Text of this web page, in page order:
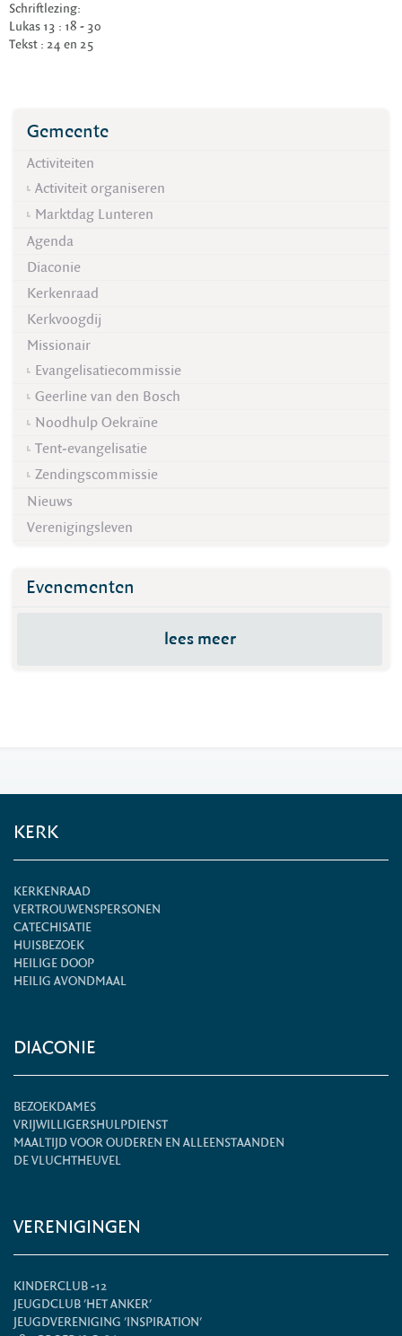
Schriftlezing:
Lukas 13 : 18 - 30
Tekst : 24 en 25
Gemeente
Activiteiten
Activiteit organiseren
Marktdag Lunteren
Agenda
Diaconie
Kerkenraad
Kerkvoogdij
Missionair
Evangelisatiecommissie
Geerline van den Bosch
Noodhulp Oekraïne
Tent-evangelisatie
Zendingscommissie
Nieuws
Verenigingsleven
Evenementen
lees meer
KERK
KERKENRAAD
VERTROUWENSPERSONEN
CATECHISATIE
HUISBEZOEK
HEILIGE DOOP
HEILIG AVONDMAAL
DIACONIE
BEZOEKDAMES
VRIJWILLIGERSHULPDIENST
MAALTIJD VOOR OUDEREN EN ALLEENSTAANDEN
DE VLUCHTHEUVEL
VERENIGINGEN
KINDERCLUB -12
JEUGDCLUB 'HET ANKER'
JEUGDVERENIGING 'INSPIRATION'